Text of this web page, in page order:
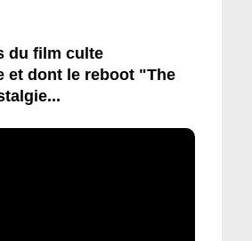
cet article
du film culte
et dont le reboot "The